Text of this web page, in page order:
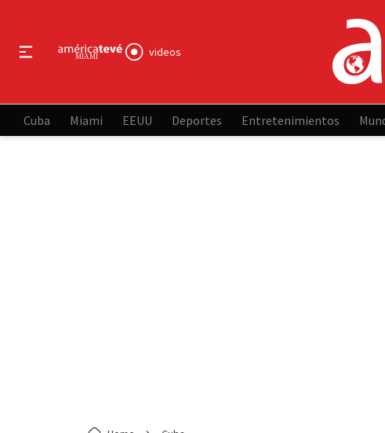
videos
Cuba Miami EEUU Deportes Entretenimientos